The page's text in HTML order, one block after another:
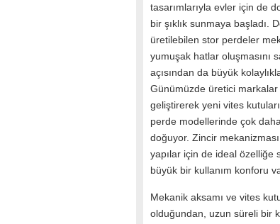
tasarımlarıyla evler için de
bir şıklık sunmaya başladı.
üretilebilen stor perdeler
yumuşak hatlar oluşmasını
açısından da büyük
Günümüzde üretici
geliştirerek yeni vites
perde modellerinde çok
doğuyor. Zincir
yapılar için de ideal özelliğe
büyük bir kullanım konforu
Mekanik aksamı ve vites
olduğundan, uzun süreli bir